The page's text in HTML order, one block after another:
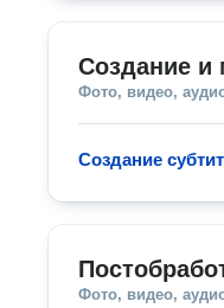
Создание и
Фото, видео,
Создание
Фото, видео,